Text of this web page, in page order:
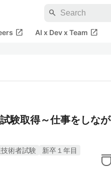
search
open_in_new AI x Dev x Team open_in_new
験取得～仕事をしなが
術者試験
新卒１年目